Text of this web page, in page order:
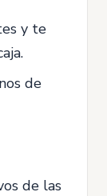
y te
de
de las